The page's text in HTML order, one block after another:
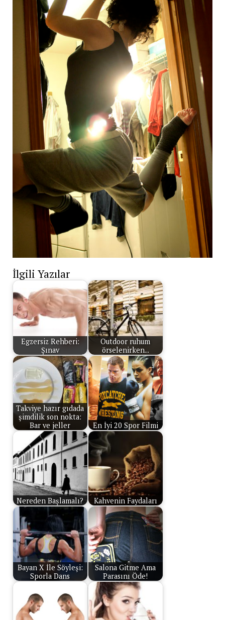
İlgili Yazılar
Egzersiz Rehberi:
Şınav
Outdoor ruhum
örselenirken...
Takviye hazır gıdada
şimdilik son nokta:
Bar ve jeller
En İyi 20 Spor Filmi
Nereden Başlamalı? Kahvenin Faydaları
Bayan X İle Söyleşi:
Sporla Dans
Salona Gitme Ama
Parasını Öde!